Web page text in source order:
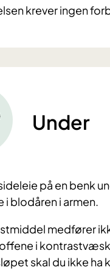
krever ingen
Under
på en benk
i blodåren i armen.
medfører
i
skal du ikke